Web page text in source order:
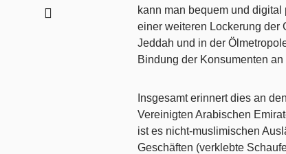
kann man bequem und
einer weiteren Lockerung der
Jeddah und in der
Bindung der Konsumenten
Insgesamt erinnert dies an
Vereinigten Arabischen
ist es nicht-muslimischen
Geschäften (verklebte